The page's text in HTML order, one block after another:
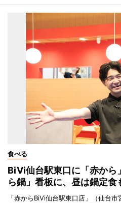
食べる
BiVi仙台駅東口に「赤か
ら鍋」看板に、昼は鍋定食
「赤からBiVi仙台駅東口店」（仙台